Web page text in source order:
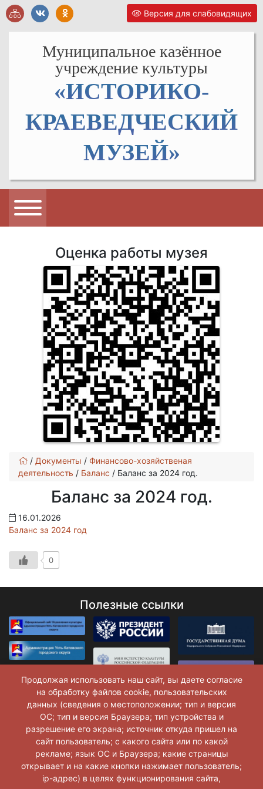
Версия для слабовидящих
Муниципальное казённое
учреждение культуры
«ИСТОРИКО-
КРАЕВЕДЧЕСКИЙ
МУЗЕЙ»
Оценка работы музея
/ Документы / Финансово-хозяйственая
деятельность / Баланс / Баланс за 2024 год.
Баланс за 2024 год.
16.01.2026
Баланс за 2024 год
0
Полезные ссылки
Продолжая использовать наш сайт, вы даете согласие
на обработку файлов cookie, пользовательских
данных (сведения о местоположении; тип и версия
ОС; тип и версия Браузера; тип устройства и
разрешение его экрана; источник откуда пришел на
сайт пользователь; с какого сайта или по какой
рекламе; язык ОС и Браузера; какие страницы
открывает и на какие кнопки нажимает пользователь;
ip-адрес) в целях функционирования сайта,